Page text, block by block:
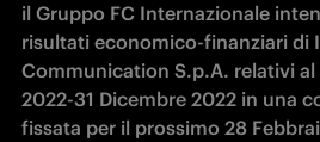
il Gruppo FC Internazionale
risultati economico-finanziari di
Communication S.p.A. relativi al
2022-31 Dicembre 2022 in una
fissata per il prossimo 28